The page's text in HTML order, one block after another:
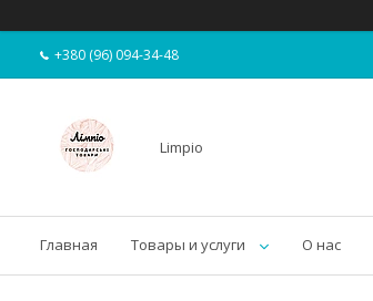
+380 (96) 094-34-48
Limpio
Главная Товары и услуги О нас